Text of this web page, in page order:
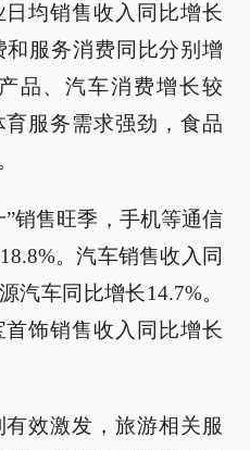
均销售收入同比增长
和服务消费同比分别增
品、汽车消费增长较
服务需求强劲，食品
销售旺季，手机等通信
。汽车销售收入同
汽车同比增长14.7%。
饰销售收入同比增长
效激发，旅游相关服